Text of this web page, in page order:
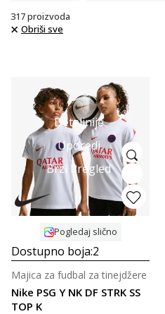
317proizvoda
Obriši sve
Detaljnije
Uporedi
Brzi Pregled
Pogledaj slično
Dostupno boja:2
Nike PSG Y NK DF STRK SS
TOP K
Majica za fudbal za tinejdžere